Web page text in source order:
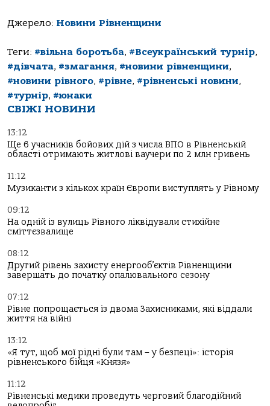
Джерело: Новини Рівненщини
Теги: #вільна боротьба, #Всеукраїнський турнір,
#дівчата, #змагання, #новини рівненщини,
#новини рівного, #рівне, #рівненські новини,
#турнір, #юнаки
СВІЖІ НОВИНИ
13:12
Ще 6 учасників бойових дій з числа ВПО в Рівненській
області отримають житлові ваучери по 2 млн гривень
11:12
Музиканти з кількох країн Європи виступлять у Рівному
09:12
На одній із вулиць Рівного ліквідували стихійне
сміттєзвалище
08:12
Другий рівень захисту енергооб’єктів Рівненщини
завершать до початку опалювального сезону
07:12
Рівне попрощається із двома Захисниками, які віддали
життя на війні
13:12
«Я тут, щоб мої рідні були там – у безпеці»: історія
рівненського бійця «Князя»
11:12
Рівненські медики проведуть черговий благодійний